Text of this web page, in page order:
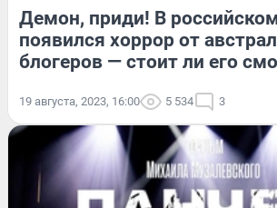
Демон, приди! В
появился хоррор от
блогеров — стоит ли его
19 августа, 2023, 16:00 5 534 3